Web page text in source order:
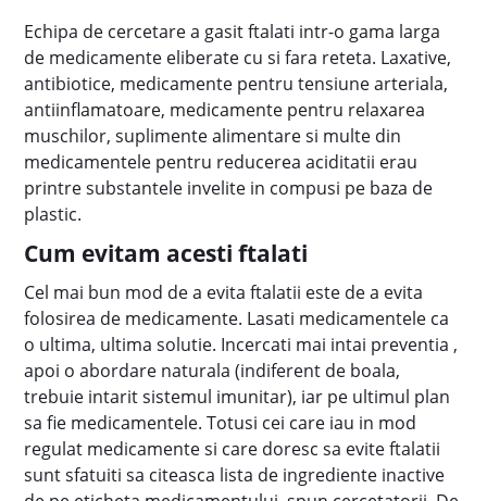
Echipa de cercetare a gasit ftalati intr-o gama larga
de medicamente eliberate cu si fara reteta. Laxative,
antibiotice, medicamente pentru tensiune arteriala,
antiinflamatoare, medicamente pentru relaxarea
muschilor, suplimente alimentare si multe din
medicamentele pentru reducerea aciditatii erau
printre substantele invelite in compusi pe baza de
plastic.
Cum evitam acesti ftalati
Cel mai bun mod de a evita ftalatii este de a evita
folosirea de medicamente. Lasati medicamentele ca
o ultima, ultima solutie. Incercati mai intai preventia ,
apoi o abordare naturala (indiferent de boala,
trebuie intarit sistemul imunitar), iar pe ultimul plan
sa fie medicamentele. Totusi cei care iau in mod
regulat medicamente si care doresc sa evite ftalatii
sunt sfatuiti sa citeasca lista de ingrediente inactive